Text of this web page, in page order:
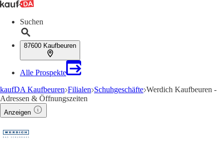
Suchen
87600 Kaufbeuren
Alle Prospekte
kaufDA Kaufbeuren Filialen Schuhgeschäfte Werdich Kaufbeuren -
Adressen & Öffnungszeiten
Anzeigen